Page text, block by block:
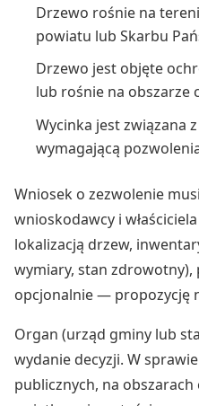
Drzewo rośnie na
powiatu lub Skarbu
Drzewo jest objęte
lub rośnie na obszarze
Wycinka jest związana
wymagającą
Wniosek o zezwolenie
wnioskodawcy i
lokalizacją drzew,
wymiary, stan zdrowotny),
opcjonalnie — propozycję
Organ (urząd gminy lub
wydanie decyzji. W
publicznych, na